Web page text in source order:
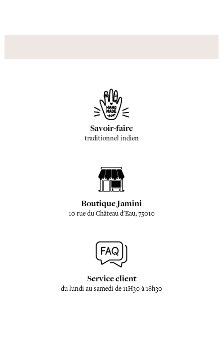
Savoir-faire
traditionnel indien
Boutique Jamini
10 rue du Château d'Eau, 75010
Service client
du lundi au samedi de 11H30 à 18h30